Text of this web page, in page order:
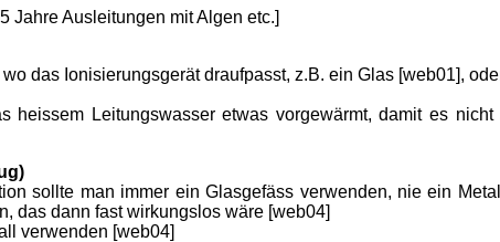
Jahre Ausleitungen mit Algen etc.]
das Ionisierungsgerät draufpasst, z.B. ein Glas [web01],
heissem Leitungswasser etwas vorgewärmt, damit es
sollte man immer ein Glasgefäss verwenden, nie ein
das dann fast wirkungslos wäre [web04]
verwenden [web04]